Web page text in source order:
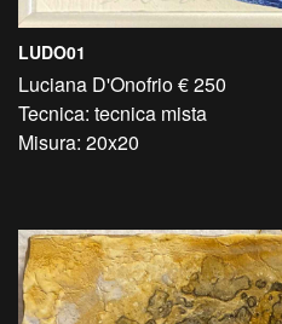
LUDO01
Luciana D'Onofrio € 250
Tecnica: tecnica mista
Misura: 20x20